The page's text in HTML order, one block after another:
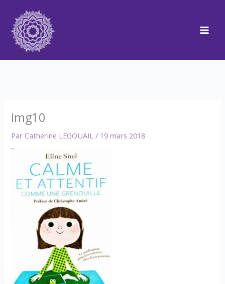
contenu
img10
Par Catherine LEGOUAIL/ 19 mars 2018